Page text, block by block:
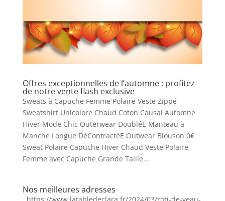
Offres exceptionnelles de l’automne : profitez
de notre vente flash exclusive
Sweats à Capuche Femme Polaire Veste Zippé
Sweatshirt Unicolore Chaud Coton Causal Automne
Hiver Mode Chic Outerwear DoubléE Manteau à
Manche Longue DéContractéE Outwear Blouson 0€
Sweat Polaire Capuche Hiver Chaud Veste Polaire
Femme avec Capuche Grande Taille...
Nos meilleures adresses